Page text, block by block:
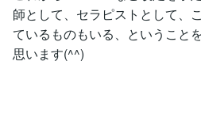
師として、セラピストとして、
ているものもいる、ということ
思います(^^)